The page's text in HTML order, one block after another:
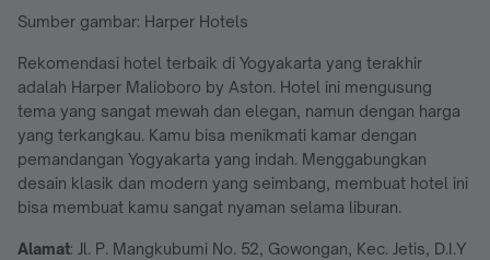
Sumber gambar: Harper Hotels
Rekomendasi hotel terbaik di Yogyakarta yang terakhir
adalah Harper Malioboro by Aston. Hotel ini mengusung
tema yang sangat mewah dan elegan, namun dengan harga
yang terkangkau. Kamu bisa menikmati kamar dengan
pemandangan Yogyakarta yang indah. Menggabungkan
desain klasik dan modern yang seimbang, membuat hotel ini
bisa membuat kamu sangat nyaman selama liburan.
Alamat: Jl. P. Mangkubumi No. 52, Gowongan, Kec. Jetis, D.I.Y